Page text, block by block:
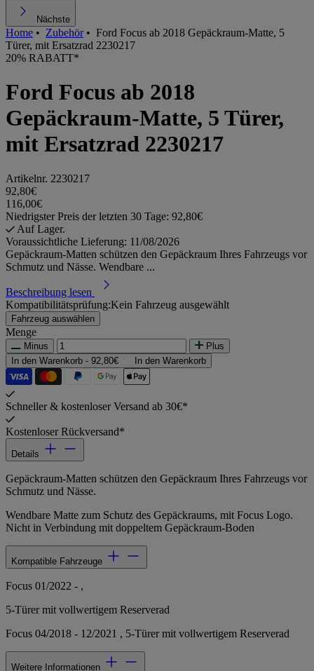
Nächste
Home • Zubehör• Ford Focus ab 2018 Gepäckraum-Matte, 5
Türer, mit Ersatzrad 2230217
20% RABATT*
Ford Focus ab 2018
Gepäckraum-Matte, 5 Türer,
mit Ersatzrad 2230217
Artikelnr. 2230217
92,80€
116,00€
Niedrigster Preis der letzten 30 Tage: 92,80€
Auf Lager.
Voraussichtliche Lieferung: 11/08/2026
Gepäckraum-Matten schützen den Gepäckraum Ihres Fahrzeugs vor
Schmutz und Nässe. Wendbare ...
Beschreibung lesen
Kompatibilitätsprüfung:Kein Fahrzeug ausgewählt
Fahrzeug auswählen
Menge
Minus
Plus
In den Warenkorb - 92,80€ In den Warenkorb
Schneller & kostenloser Versand ab 30€*
Kostenloser Rückversand*
Details
Gepäckraum-Matten schützen den Gepäckraum Ihres Fahrzeugs vor
Schmutz und Nässe.
Wendbare Matte zum Schutz des Gepäckraums, mit Focus Logo.
Nicht in Verbindung mit doppeltem Gepäckraum-Boden
Kompatible Fahrzeuge
Focus 01/2022 - ,
5-Türer mit vollwertigem Reserverad
Focus 04/2018 - 12/2021 , 5-Türer mit vollwertigem Reserverad
Weitere Informationen